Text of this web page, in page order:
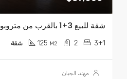
3+1
2
125 M2 شقة
مهند الجبان